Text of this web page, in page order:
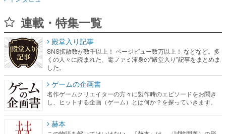
連載・特集一覧
殿堂入り記事
SNS拡散数が数千以上！ ページビュー数万以上！ などなど。多
くの人々に読まれた、電ファミ渾身の“殿堂入り”記事をまとめま
した。
ゲームの企画書
名作ゲームクリエイターの方々に製作時のエピソードをお聞き
し、ヒットする企画（ゲーム）とは何か？を探っていきます。
赫本